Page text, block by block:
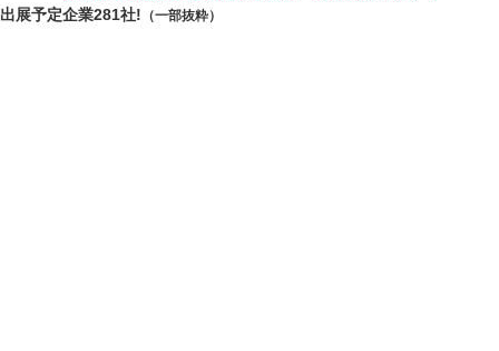
出展予定企業281社! （一部抜粋）